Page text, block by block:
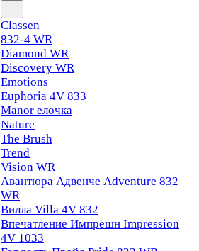
Classen
832-4 WR
Diamond WR
Discovery WR
Emotions
Euphoria 4V 833
Manor елочка
Nature
The Brush
Trend
Vision WR
Авантюра Адвенче Adventure 832
WR
Вилла Villa 4V 832
Впечатление Импрешн Impression
4V 1033